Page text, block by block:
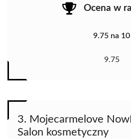
Ocena w
9.75 na 10
9.75
3. Mojecarmelove
Salon kosmetyczny